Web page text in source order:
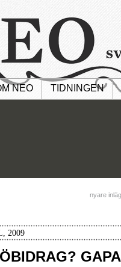
NEO TIDNINGEN
nyare
2009
GAPA